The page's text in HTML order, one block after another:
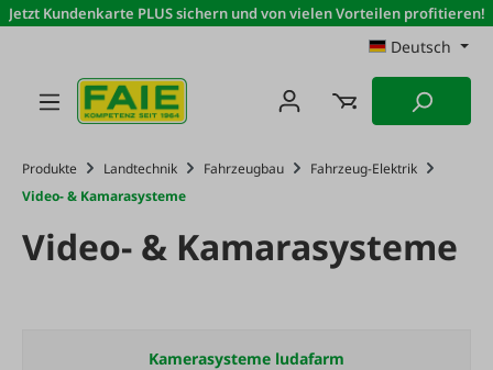
Zum Hauptinhalt springen
Jetzt Kundenkarte PLUS sichern und von vielen Vorteilen profitieren!
Deutsch
Produkte Landtechnik Fahrzeugbau
Fahrzeug-Elektrik
Video- & Kamarasysteme
Video- & Kamarasysteme
Kamerasysteme ludafarm